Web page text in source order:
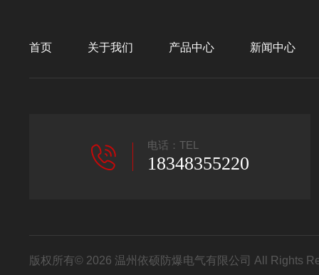
首页 关于我们 产品中心 新闻中心
电话：TEL
18348355220
版权所有© 2026 温州依硕防爆电气有限公司 All Rights